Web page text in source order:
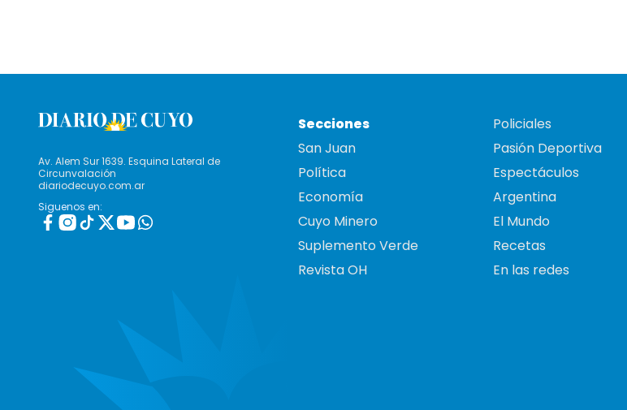
Av. Alem Sur 1639. Esquina Lateral de
Circunvalación
diariodecuyo.com.ar
Siguenos en:
Secciones
San Juan
Política
Economía
Cuyo Minero
Suplemento Verde
Revista OH
Policiales
Pasión Deportiva
Espectáculos
Argentina
El Mundo
Recetas
En las redes